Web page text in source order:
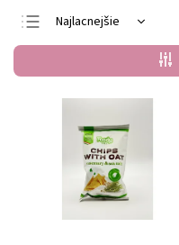
Najlacnejšie
Najdrahšie
Najpredávanejšie